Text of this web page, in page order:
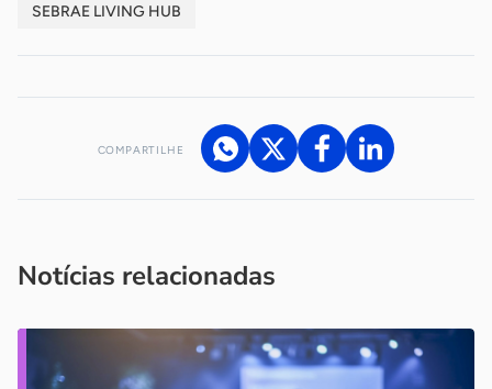
SEBRAE LIVING HUB
COMPARTILHE
Notícias relacionadas